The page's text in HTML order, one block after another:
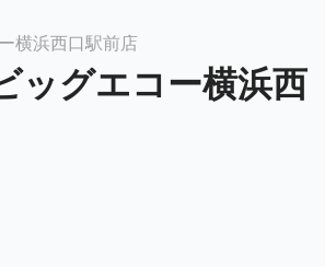
横浜西口駅前店
ッグエコー横浜西